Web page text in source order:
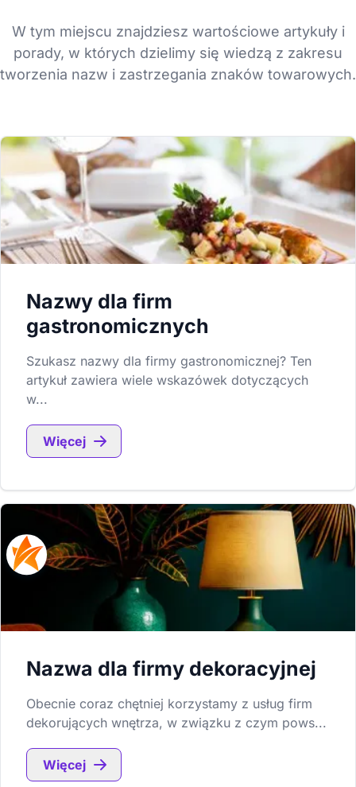
W tym miejscu znajdziesz wartościowe artykuły i
porady, w których dzielimy się wiedzą z zakresu
tworzenia nazw i zastrzegania znaków towarowych.
Nazwy dla firm
gastronomicznych
Szukasz nazwy dla firmy gastronomicznej? Ten
artykuł zawiera wiele wskazówek dotyczących
w...
Więcej
Nazwa dla firmy dekoracyjnej
Obecnie coraz chętniej korzystamy z usług firm
dekorujących wnętrza, w związku z czym pows...
Więcej